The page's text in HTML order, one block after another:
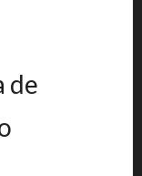
de